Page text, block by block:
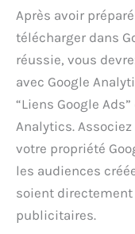
Après avoir
télécharger dans
réussie, vous
avec Google
“Liens Google
Analytics.
votre propriété
les audiences
soient
publicitaires.